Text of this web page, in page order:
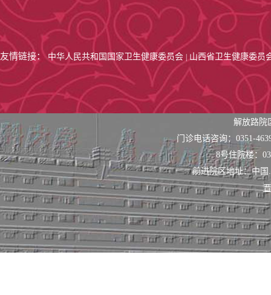
友情链接：中华人民共和国国家卫生健康委员会 山西省卫生健康委员
解放路
门诊电话咨询：0351-
8号住院楼：
前进院区地址：中